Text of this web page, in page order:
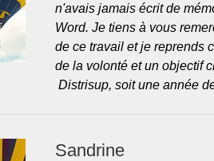
n'avais jamais écrit de
Word. Je tiens à vous
de ce travail et je reprends
de la volonté et un objectif
Distrisup, soit une année
Sandrine